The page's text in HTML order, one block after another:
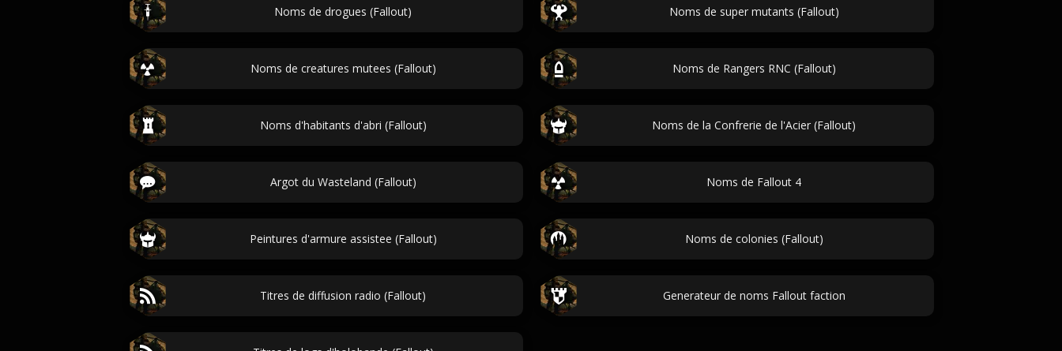
Noms de drogues (Fallout) Noms de super mutants (Fallout)
Noms de creatures mutees (Fallout) Noms de Rangers RNC (Fallout)
Noms d'habitants d'abri (Fallout) Noms de la Confrerie de l'Acier (Fallout)
Argot du Wasteland (Fallout) Noms de Fallout 4
Peintures d'armure assistee (Fallout) Noms de colonies (Fallout)
Titres de diffusion radio (Fallout) Generateur de noms Fallout faction